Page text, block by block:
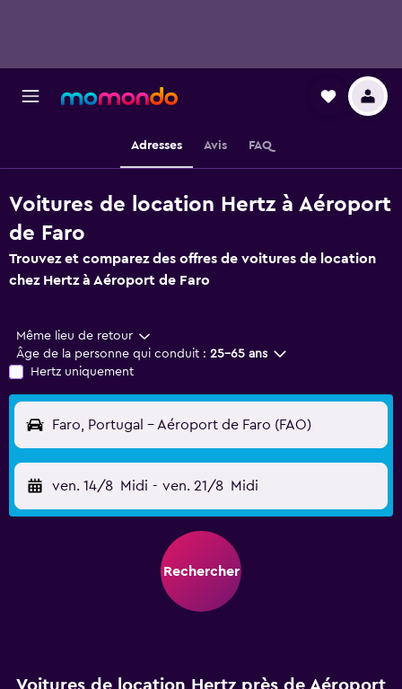
Adresses Avis FAQ
Voitures de location Hertz à Aéroport
de Faro
Trouvez et comparez des offres de voitures de location
chez Hertz à Aéroport de Faro
Même lieu de retour
Âge de la personne qui conduit : 25-65 ans
Hertz uniquement
Faro, Portugal - Aéroport de Faro (FAO)
ven. 14/8 Midi - ven. 21/8 Midi
Rechercher
Voitures de location Hertz près de Aéroport